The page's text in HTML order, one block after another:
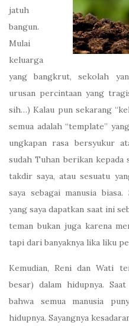
jatuh
bangun.
Mulai
keluarga
yang bangkrut, sekolah
urusan percintaan yang
sih…) Kalau pun sekarang
semua adalah “template”
ungkapan rasa bersyukur
sudah Tuhan berikan
takdir saya, atau sesuatu
saya sebagai manusia
yang saya dapatkan saat ini
teman bukan juga karena
tapi dari banyaknya lika liku
Kemudian, Reni dan Wati
besar) dalam hidupnya.
bahwa semua manusia
hidupnya. Sayangnya